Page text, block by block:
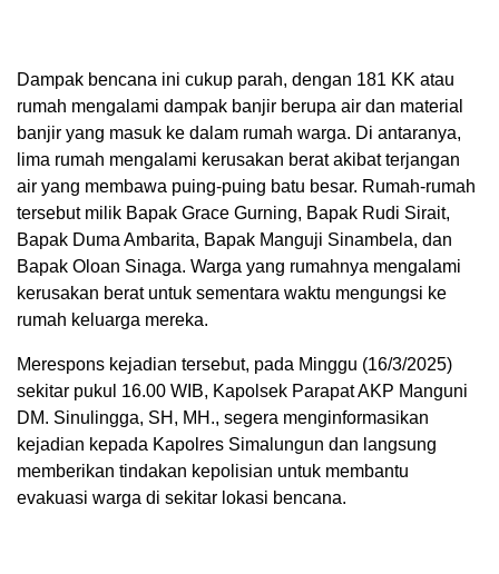
Dampak bencana ini cukup parah, dengan 181 KK atau
rumah mengalami dampak banjir berupa air dan material
banjir yang masuk ke dalam rumah warga. Di antaranya,
lima rumah mengalami kerusakan berat akibat terjangan
air yang membawa puing-puing batu besar. Rumah-rumah
tersebut milik Bapak Grace Gurning, Bapak Rudi Sirait,
Bapak Duma Ambarita, Bapak Manguji Sinambela, dan
Bapak Oloan Sinaga. Warga yang rumahnya mengalami
kerusakan berat untuk sementara waktu mengungsi ke
rumah keluarga mereka.
Merespons kejadian tersebut, pada Minggu (16/3/2025)
sekitar pukul 16.00 WIB, Kapolsek Parapat AKP Manguni
DM. Sinulingga, SH, MH., segera menginformasikan
kejadian kepada Kapolres Simalungun dan langsung
memberikan tindakan kepolisian untuk membantu
evakuasi warga di sekitar lokasi bencana.